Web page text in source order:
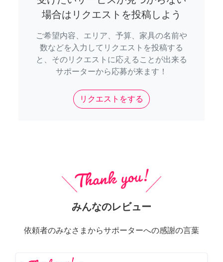
場合はリクエストを投稿しよう
ご希望内容、エリア、予算、家具の名前や
数などを入力してリクエストを投稿する
と、そのリクエストに応えることが出来る
サポーターから応募が来ます！
リクエストをする
みんなのレビュー
依頼者のみなさまからサポーターへの感謝の言葉